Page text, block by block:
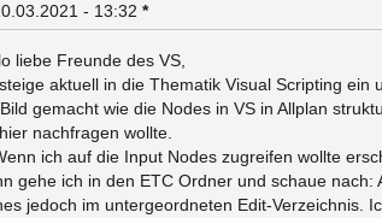
- 13:32 *
liebe Freunde des VS,
aktuell in die Thematik Visual Scripting
gemacht wie die Nodes in VS in Allplan
nachfragen wollte.
ich auf die Input Nodes zugreifen wollte
gehe ich in den ETC Ordner und schaue
jedoch im untergeordneten Edit-Verzeichnis.